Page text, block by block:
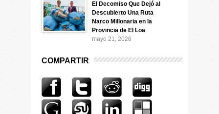
El Decomiso Que Dejó al
Descubierto Una Ruta
Narco Millonaria en la
Provincia de El Loa
mayo 21, 2026
COMPARTIR